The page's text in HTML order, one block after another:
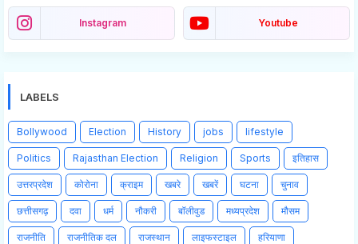
Instagram Youtube
LABELS
Bollywood Election History jobs lifestyle
Politics Rajasthan Election Religion Sports इतिहास
उत्तरप्रदेश कोरोना क्राइम खबरे खबरें घटना चुनाव
छत्तीसगढ़ दवा धर्म नौकरी बॉलीवुड मध्यप्रदेश मौसम
राजनीति राजनीतिक दल राजस्थान लाइफस्टाइल हरियाणा